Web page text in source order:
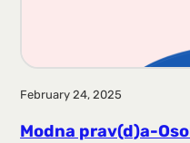
February 24, 2025
Modna prav(d)a-